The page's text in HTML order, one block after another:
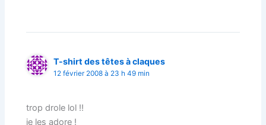
T-shirt des têtes à claques
12 février 2008 à 23 h 49 min
trop drole lol !!
je les adore !